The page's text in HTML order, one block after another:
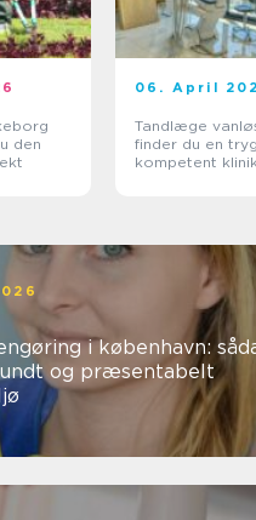
den
06. April
Tandlæge vanløse
finder du en
kompetent klinik
i københavn:
og præsentabelt